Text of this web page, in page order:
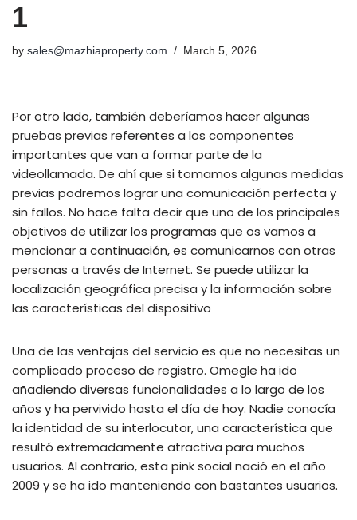
1
by sales@mazhiaproperty.com March 5, 2026
Por otro lado, también deberíamos hacer algunas
pruebas previas referentes a los componentes
importantes que van a formar parte de la
videollamada. De ahí que si tomamos algunas medidas
previas podremos lograr una comunicación perfecta y
sin fallos. No hace falta decir que uno de los principales
objetivos de utilizar los programas que os vamos a
mencionar a continuación, es comunicarnos con otras
personas a través de Internet. Se puede utilizar la
localización geográfica precisa y la información sobre
las características del dispositivo
Una de las ventajas del servicio es que no necesitas un
complicado proceso de registro. Omegle ha ido
añadiendo diversas funcionalidades a lo largo de los
años y ha pervivido hasta el día de hoy. Nadie conocía
la identidad de su interlocutor, una característica que
resultó extremadamente atractiva para muchos
usuarios. Al contrario, esta pink social nació en el año
2009 y se ha ido manteniendo con bastantes usuarios.